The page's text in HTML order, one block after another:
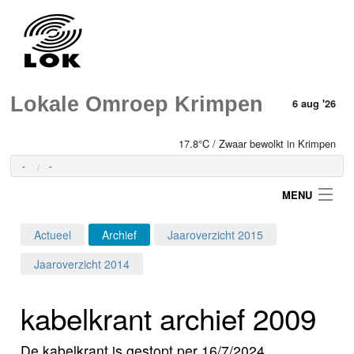
Lokale Omroep Krimpen 6 aug '26
17.8°C / Zwaar bewolkt in Krimpen
- -
MENU
Programma's
Actueel Archief
Jaaroverzicht 2015
Jaaroverzicht 2014
kabelkrant archief 2009